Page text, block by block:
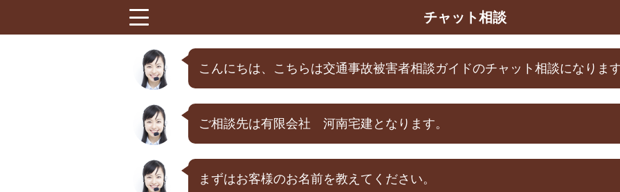
チャット相談
こんにちは、こちらは交通事故被害者相談ガイドのチャット相談になりま
ご相談先は有限会社 河南宅建となります。
まずはお客様のお名前を教えてください。